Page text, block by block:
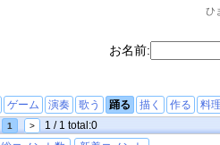
ひ
お名前:
ゲーム 演奏 歌う 踊る 描く 作る 料理
1 >
1 / 1 total:0